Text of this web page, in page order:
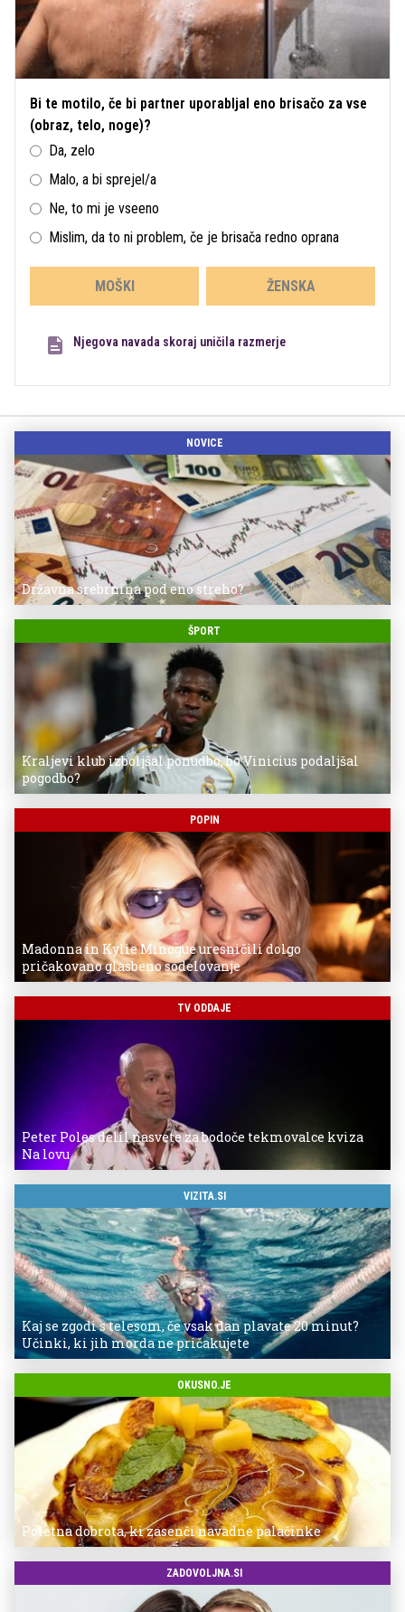
Bi te motilo, če bi partner uporabljal eno brisačo za vse
(obraz, telo, noge)?
Da, zelo
Malo, a bi sprejel/a
Ne, to mi je vseeno
Mislim, da to ni problem, če je brisača redno oprana
MOŠKI ŽENSKA
Njegova navada skoraj uničila razmerje
NOVICE
Državna srebrnina pod eno streho?
ŠPORT
Kraljevi klub izboljšal ponudbo, bo Vinicius podaljšal
pogodbo?
POPIN
Madonna in Kylie Minogue uresničili dolgo
pričakovano glasbeno sodelovanje
TV ODDAJE
Peter Poles delil nasvete za bodoče tekmovalce kviza
Na lovu
VIZITA.SI
Kaj se zgodi s telesom, če vsak dan plavate 20 minut?
Učinki, ki jih morda ne pričakujete
OKUSNO.JE
Poletna dobrota, ki zasenči navadne palačinke
ZADOVOLJNA.SI